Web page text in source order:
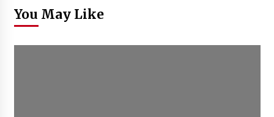
You May Like